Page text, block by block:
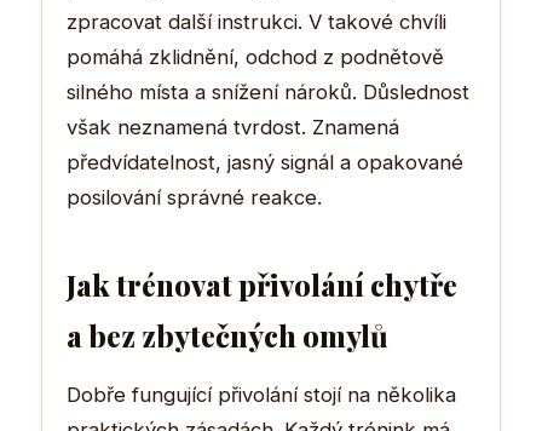
zpracovat další instrukci. V takové chvíli
pomáhá zklidnění, odchod z podnětově
silného místa a snížení nároků. Důslednost
však neznamená tvrdost. Znamená
předvídatelnost, jasný signál a opakované
posilování správné reakce.
Jak trénovat přivolání chytře
a bez zbytečných omylů
Dobře fungující přivolání stojí na několika